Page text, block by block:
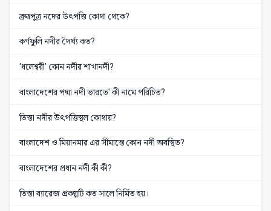
ব্রহ্মপুত্র নদের উৎপত্তি কোথা থেকে?
কর্ণফুলি নদীর দৈর্ঘ্য কত?
'ধলেশ্বরী' কোন নদীর শাখানদী?
বাংলাদেশের পদ্মা নদী ভারতে' কী নামে পরিচিত?
তিস্তা নদীর উৎপত্তিস্থল কোথায়?
বাংলাদেশ ও মিয়ানমার এর সীমান্তে কোন নদী অবস্থিত?
বাংলাদেশের প্রধান নদী কী কী?
তিস্তা ব্যারেজ প্রকল্পটি কত সালে নির্মিত হয়।